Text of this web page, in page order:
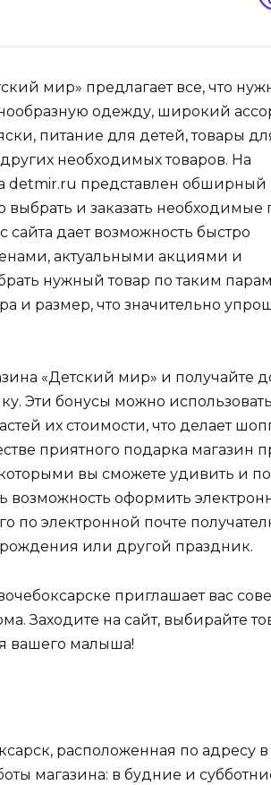
мир» предлагает все, что
одежду, широкий
питание для детей, товары
необходимых товаров. На
detmir.ru представлен обширный
выбрать и заказать
дает возможность быстро
актуальными акциями и
нужный товар по таким
и размер, что значительно
«Детский мир» и получайте
Эти бонусы можно
их стоимости, что делает
приятного подарка магазин
вы сможете удивить и
возможность оформить
по электронной почте
или другой праздник.
приглашает вас
Заходите на сайт, выбирайте
вашего малыша!
расположенная по адресу
магазина: в будние и